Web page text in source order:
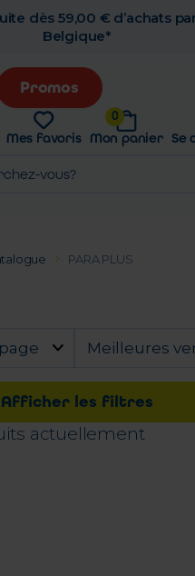
dès 59,00 € d’achats
Belgique*
Promos
Mes favoris
0
Mon panier Se
PARA PLUS
Meilleures
Afficher les filtres
actuellement